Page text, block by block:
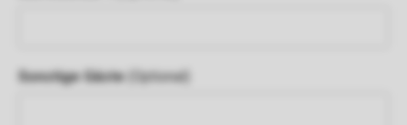
Sonstige Gäste (Optional)